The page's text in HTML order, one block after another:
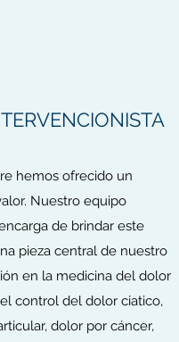
hemos ofrecido un
Nuestro equipo
de brindar este
pieza central de nuestro
en la medicina del dolor
control del dolor ciatico,
dolor por cáncer,